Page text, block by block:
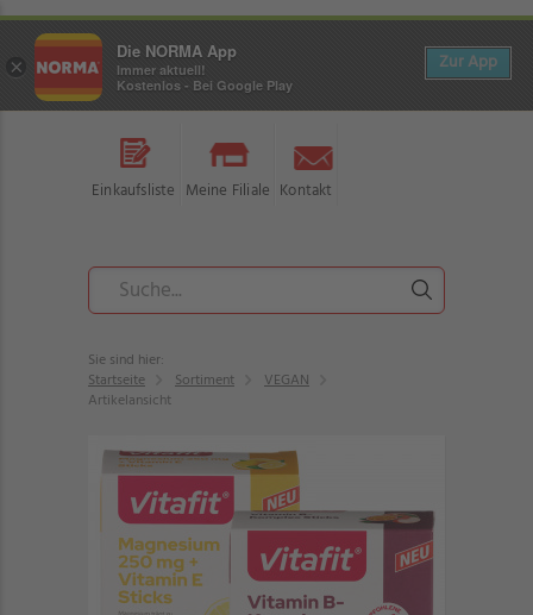
Einkaufsliste Meine Filiale Kontakt
Sie sind hier:
Startseite
Sortiment
VEGAN
Artikelansicht
×
Die NORMA App
Immer aktuell!
Kostenlos - Bei Google Play
Zur App